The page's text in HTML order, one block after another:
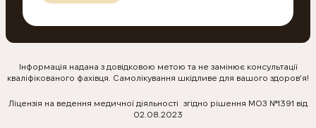
Інформація надана з довідковою метою та не замінює консультації
кваліфікованого фахівця. Самолікування шкідливе для вашого здоров’я!
Ліцензія на ведення медичної діяльності згідно рішення МОЗ №1391 від
02.08.2023